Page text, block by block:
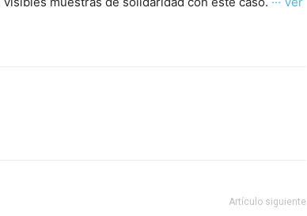
Artículo siguiente